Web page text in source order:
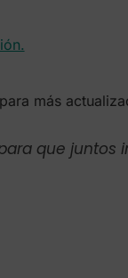
más
que